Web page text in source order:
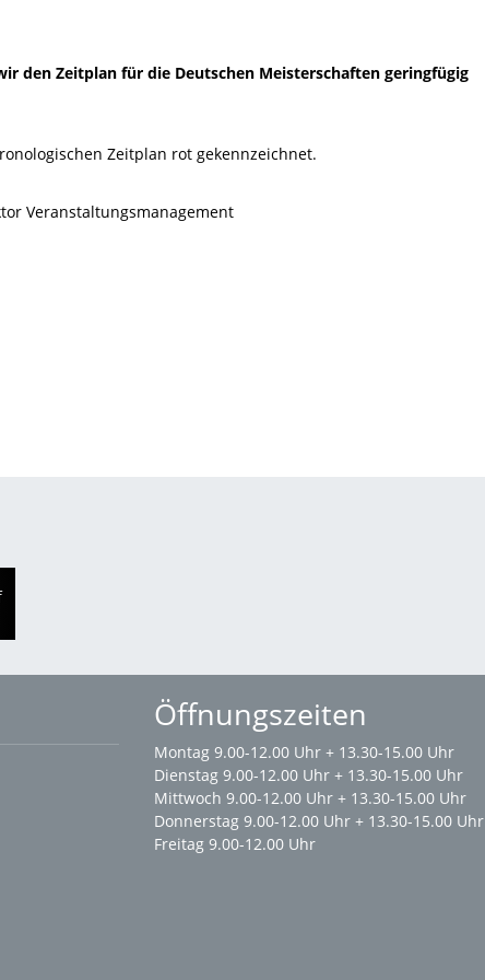
den Zeitplan für die Deutschen Meisterschaften geringfügig
Zeitplan rot gekennzeichnet.
Veranstaltungsmanagement
Öffnungszeiten
Montag 9.00-12.00 Uhr + 13.30-15.00 Uhr
Dienstag 9.00-12.00 Uhr + 13.30-15.00 Uhr
Mittwoch 9.00-12.00 Uhr + 13.30-15.00 Uhr
Donnerstag 9.00-12.00 Uhr + 13.30-15.00 Uhr
Freitag 9.00-12.00 Uhr